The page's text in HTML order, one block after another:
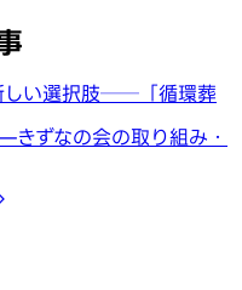
しい選択肢──「循環葬
ずなの会の取り組み・